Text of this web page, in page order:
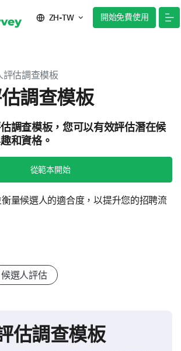
ZH-TW 開始免費使用
評估調查模板
調查模板
調查模板，您可以有效評估潛在候
和資格。
從範本開始
量候選人的適合度，以提升您的招聘流
候選人評估
估調查模板